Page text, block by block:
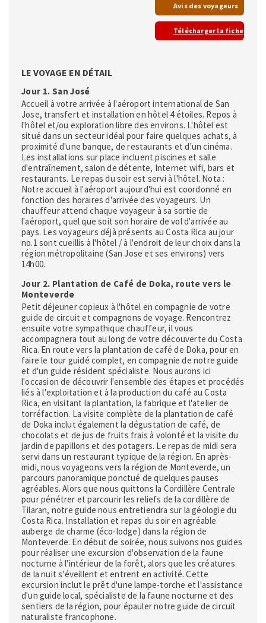
Avis des voyageurs
Télécharger la fiche
LE VOYAGE EN DÉTAIL
Jour 1. San José
Accueil à votre arrivée à l'aéroport international de San
Jose, transfert et installation en hôtel 4 étoiles. Repos à
l'hôtel et/ou exploration libre des environs. L'hôtel est
situé dans un secteur idéal pour faire quelques achats, à
proximité d'une banque, de restaurants et d'un cinéma.
Les installations sur place incluent piscines et salle
d'entraînement, salon de détente, Internet wifi, bars et
restaurants. Le repas du soir est servi à l'hôtel. Nota :
Notre accueil à l'aéroport aujourd'hui est coordonné en
fonction des horaires d'arrivée des voyageurs. Un
chauffeur attend chaque voyageur à sa sortie de
l'aéroport, quel que soit son horaire de vol d'arrivée au
pays. Les voyageurs déjà présents au Costa Rica au jour
no.1 sont cueillis à l'hôtel / à l'endroit de leur choix dans la
région métropolitaine (San Jose et ses environs) vers
14h00.
Jour 2. Plantation de Café de Doka, route vers le
Monteverde
Petit déjeuner copieux à l'hôtel en compagnie de votre
guide de circuit et compagnons de voyage. Rencontrez
ensuite votre sympathique chauffeur, il vous
accompagnera tout au long de votre découverte du Costa
Rica. En route vers la plantation de café de Doka, pour en
faire le tour guidé complet, en compagnie de notre guide
et d'un guide résident spécialiste. Nous aurons ici
l'occasion de découvrir l'ensemble des étapes et procédés
liés à l'exploitation et à la production du café au Costa
Rica, en visitant la plantation, la fabrique et l'atelier de
torréfaction. La visite complète de la plantation de café
de Doka inclut également la dégustation de café, de
chocolats et de jus de fruits frais à volonté et la visite du
jardin de papillons et des potagers. Le repas de midi sera
servi dans un restaurant typique de la région. En après-
midi, nous voyageons vers la région de Monteverde, un
parcours panoramique ponctué de quelques pauses
agréables. Alors que nous quittons la Cordillère Centrale
pour pénétrer et parcourir les reliefs de la cordillère de
Tilaran, notre guide nous entretiendra sur la géologie du
Costa Rica. Installation et repas du soir en agréable
auberge de charme (éco-lodge) dans la région de
Monteverde. En début de soirée, nous suivons nos guides
pour réaliser une excursion d'observation de la faune
nocturne à l'intérieur de la forêt, alors que les créatures
de la nuit s'éveillent et entrent en activité. Cette
excursion inclut le prêt d'une lampe-torche et l'assistance
d'un guide local, spécialiste de la faune nocturne et des
sentiers de la région, pour épauler notre guide de circuit
naturaliste francophone.